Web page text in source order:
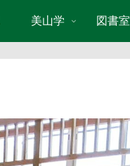
美山学 図書室